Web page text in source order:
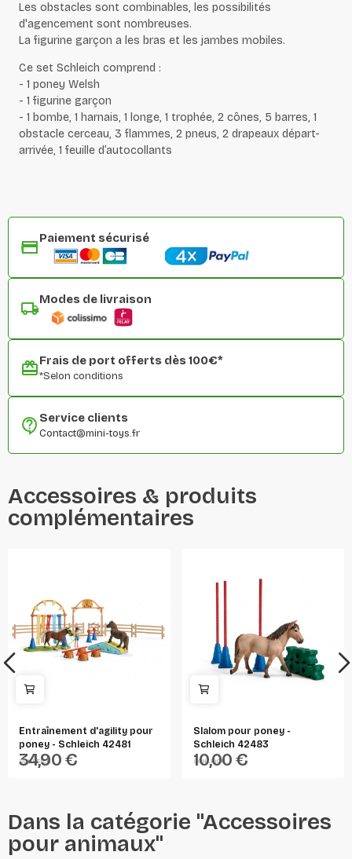
Les obstacles sont combinables, les possibilités
d'agencement sont nombreuses.
La figurine garçon a les bras et les jambes mobiles.
Ce set Schleich comprend :
- 1 poney Welsh
- 1 figurine garçon
- 1 bombe, 1 harnais, 1 longe, 1 trophée, 2 cônes, 5 barres, 1
obstacle cerceau, 3 flammes, 2 pneus, 2 drapeaux départ-
arrivée, 1 feuille d’autocollants
Paiement sécurisé
Modes de livraison
Frais de port offerts dès 100€*
*Selon conditions
Service clients
Contact@mini-toys.fr
Accessoires & produits
complémentaires
Entraînement d'agility pour
poney - Schleich 42481
SCHLEICH
34,90 €
Slalom pour poney -
Schleich 42483
SCHLEICH
10,00 €
Dans la catégorie "Accessoires
pour animaux"